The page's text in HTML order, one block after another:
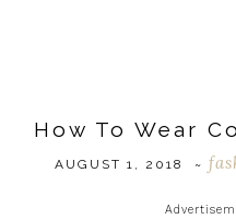
How To Wear
AUGUST 1, 2018 ~